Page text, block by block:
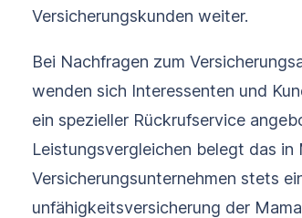
Versicherungskunden weiter.
Bei Nachfragen zum
wenden sich Interessenten und
ein spezieller Rückrufservice
Leistungsvergleichen belegt das in
Versicherungsunternehmen stets
unfähigkeits­versicherung der